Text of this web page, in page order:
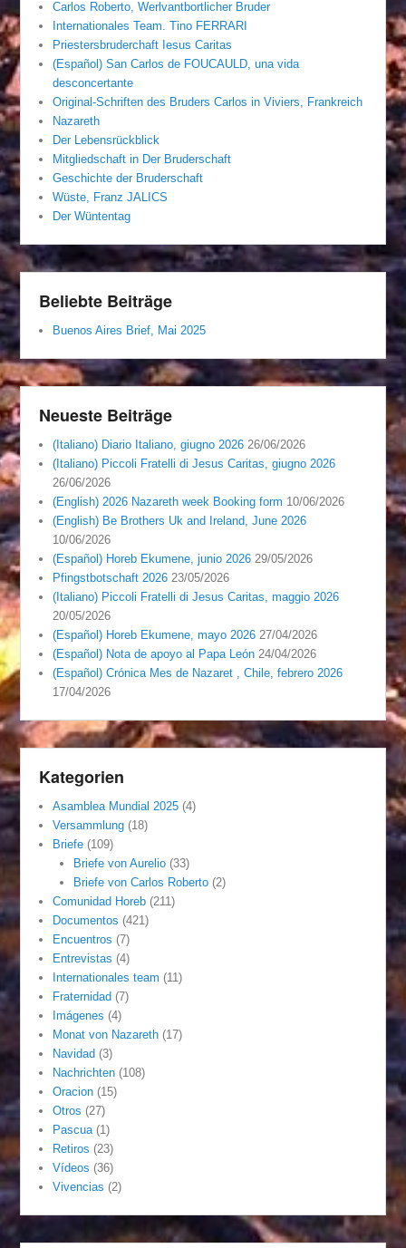
Carlos Roberto, Werlvantbortlicher Bruder
Internationales Team. Tino FERRARI
Priestersbruderchaft Iesus Caritas
(Español) San Carlos de FOUCAULD, una vida
desconcertante
Original-Schriften des Bruders Carlos in Viviers, Frankreich
Nazareth
Der Lebensrückblick
Mitgliedschaft in Der Bruderschaft
Geschichte der Bruderschaft
Wüste, Franz JALICS
Der Wüntentag
Beliebte Beiträge
Buenos Aires Brief, Mai 2025
Neueste Beiträge
(Italiano) Diario Italiano, giugno 2026 26/06/2026
(Italiano) Piccoli Fratelli di Jesus Caritas, giugno 2026
26/06/2026
(English) 2026 Nazareth week Booking form 10/06/2026
(English) Be Brothers Uk and Ireland, June 2026
10/06/2026
(Español) Horeb Ekumene, junio 2026 29/05/2026
Pfingstbotschaft 2026 23/05/2026
(Italiano) Piccoli Fratelli di Jesus Caritas, maggio 2026
20/05/2026
(Español) Horeb Ekumene, mayo 2026 27/04/2026
(Español) Nota de apoyo al Papa León 24/04/2026
(Español) Crónica Mes de Nazaret , Chile, febrero 2026
17/04/2026
Kategorien
Asamblea Mundial 2025 (4)
Versammlung (18)
Briefe (109)
Briefe von Aurelio(33)
Briefe von Carlos Roberto(2)
Comunidad Horeb (211)
Documentos (421)
Encuentros (7)
Entrevistas (4)
Internationales team (11)
Fraternidad (7)
Imágenes (4)
Monat von Nazareth (17)
Navidad (3)
Nachrichten (108)
Oracion (15)
Otros (27)
Pascua (1)
Retiros (23)
Vídeos (36)
Vivencias (2)